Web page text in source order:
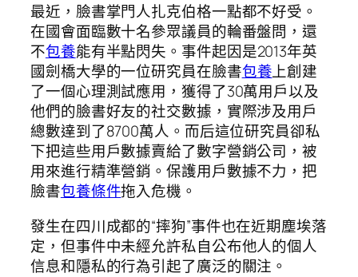
最近，臉書掌門人扎克伯格一點都不好受。
在國會面臨數十名參眾議員的輪番盤問，還
不包養能有半點閃失。事件起因是2013年英
國劍橋大學的一位研究員在臉書包養上創建
了一個心理測試應用，獲得了30萬用戶以及
他們的臉書好友的社交數據，實際涉及用戶
總數達到了8700萬人。而后這位研究員卻私
下把這些用戶數據賣給了數字營銷公司，被
用來進行精準營銷。保護用戶數據不力，把
臉書包養條件拖入危機。
發生在四川成都的“摔狗”事件也在近期塵埃落
定，但事件中未經允許私自公布他人的個人
信息和隱私的行為引起了廣泛的關注。